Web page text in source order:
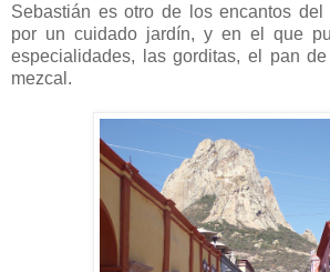
Sebastián es otro de los encantos del
por un cuidado jardín, y en el que
especialidades, las gorditas, el pan
mezcal.